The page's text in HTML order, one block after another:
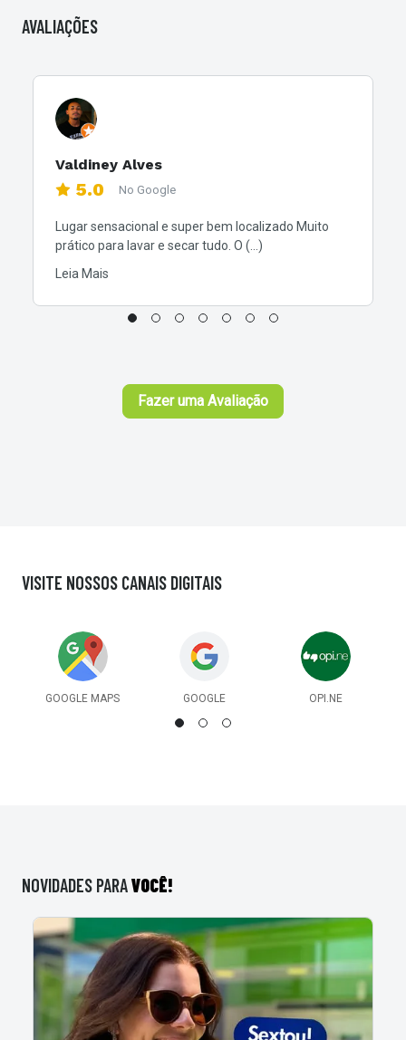
AVALIAÇÕES
Valdiney Alves
5.0 No Google
Lugar sensacional e super bem localizado Muito
prático para lavar e secar tudo. O (...)
Leia Mais
Fazer uma Avaliação
VISITE NOSSOS CANAIS DIGITAIS
GOOGLE MAPS GOOGLE OPI.NE
NOVIDADES PARAVOCÊ!